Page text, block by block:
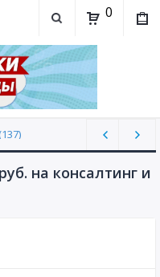
0
на консалтинг и